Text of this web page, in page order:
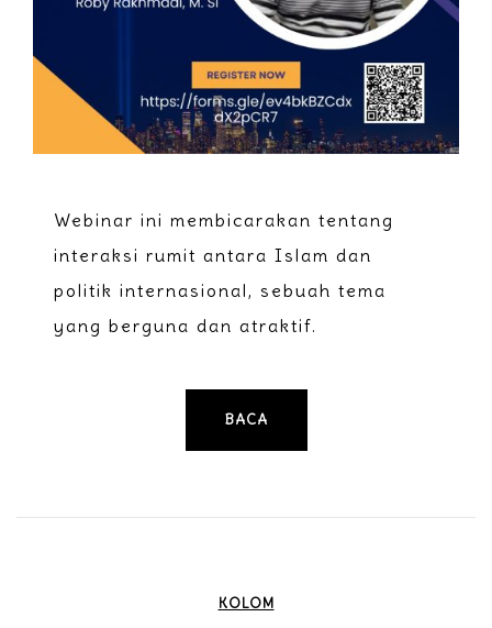
Webinar ini membicarakan tentang
interaksi rumit antara Islam dan
politik internasional, sebuah tema
yang berguna dan atraktif.
BACA
KOLOM